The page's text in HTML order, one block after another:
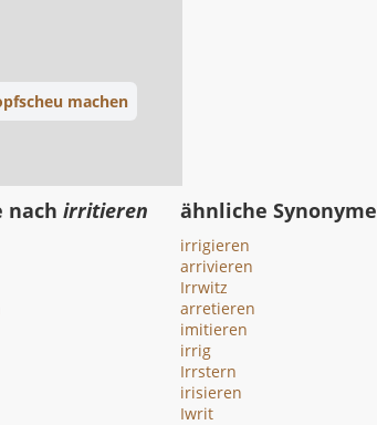
machen
nachirritieren ähnliche Synonyme
irrigieren
arrivieren
Irrwitz
arretieren
imitieren
irrig
Irrstern
irisieren
Iwrit